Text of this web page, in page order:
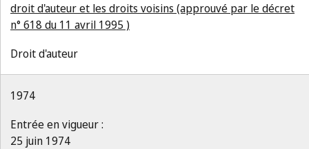
droit d'auteur et les droits voisins (approuvé par le décret
n° 618 du 11 avril 1995 )
Droit d'auteur
1974
Entrée en vigueur :
25 juin 1974